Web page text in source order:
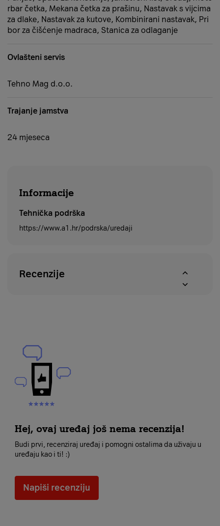
rbar četka, Mekana četka za prašinu, Nastavak s vijcima
za dlake, Nastavak za kutove, Kombinirani nastavak, Pri
bor za čišćenje madraca, Stanica za odlaganje
Ovlašteni servis
Tehno Mag d.o.o.
Trajanje jamstva
24 mjeseca
Informacije
Tehnička podrška
https://www.a1.hr/podrska/uredaji
Recenzije
Hej, ovaj uređaj još nema recenzija!
Budi prvi, recenziraj uređaj i pomogni ostalima da uživaju u
uređaju kao i ti! :)
Napiši recenziju